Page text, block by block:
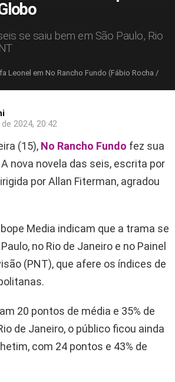
se saiu bem em São Paulo, Rio
Leonel em No Rancho Fundo (Fábio Rocha /
2024, 20:42
(15), No Rancho Fundo fez sua
A nova novela das seis, escrita por
por Allan Fiterman, agradou
Media indicam que a trama se
no Rio de Janeiro e no Painel
(PNT), que afere os índices de
20 pontos de média e 35% de
de Janeiro, o público ficou ainda
com 24 pontos e 43% de